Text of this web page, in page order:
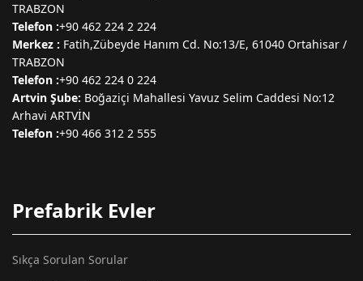
TRABZON
Telefon :+90 462 224 2 224
Merkez : Fatih,Zübeyde Hanım Cd. No:13/E, 61040 Ortahisar /
TRABZON
Telefon :+90 462 224 0 224
Artvin Şube: Boğaziçi Mahallesi Yavuz Selim Caddesi No:12
Arhavi ARTVİN
Telefon :+90 466 312 2 555
Prefabrik Evler
Sıkça Sorulan Sorular